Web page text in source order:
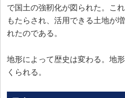
で国土の強靭化が図られた。こ
もたらされ、活用できる土地が
れたのである。
地形によって歴史は変わる。地
くられる。